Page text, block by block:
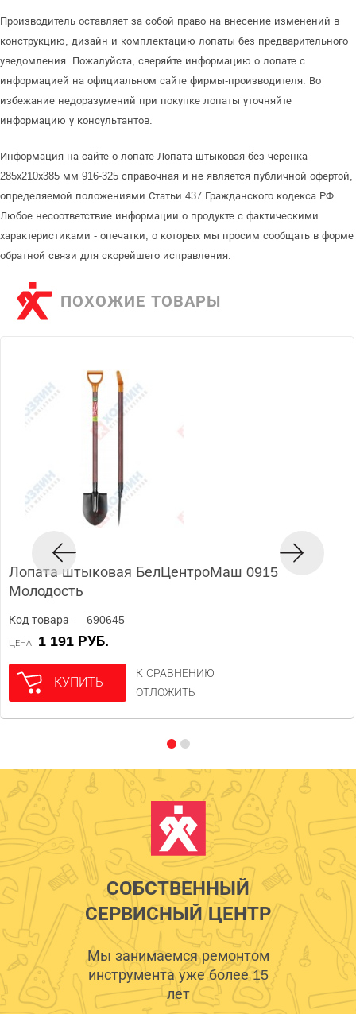
Производитель оставляет за собой право на внесение изменений в
конструкцию, дизайн и комплектацию лопаты без предварительного
уведомления. Пожалуйста, сверяйте информацию о лопате с
информацией на официальном сайте фирмы-производителя. Во
избежание недоразумений при покупке лопаты уточняйте
информацию у консультантов.
Информация на сайте о лопате Лопата штыковая без черенка
285х210х385 мм 916-325 справочная и не является публичной офертой,
определяемой положениями Статьи 437 Гражданского кодекса РФ.
Любое несоответствие информации о продукте с фактическими
характеристиками - опечатки, о которых мы просим сообщать в форме
обратной связи для скорейшего исправления.
ПОХОЖИЕ ТОВАРЫ
Лопата штыковая БелЦентроМаш 0915
Молодость
Код товара — 690645
ЦЕНА 1 191 РУБ.
КУПИТЬ
К СРАВНЕНИЮ
ОТЛОЖИТЬ
СОБСТВЕННЫЙ
СЕРВИСНЫЙ ЦЕНТР
Мы занимаемся ремонтом
инструмента уже более 15
лет